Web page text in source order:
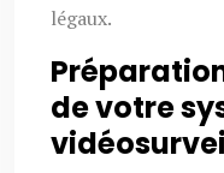
légaux.
de votre